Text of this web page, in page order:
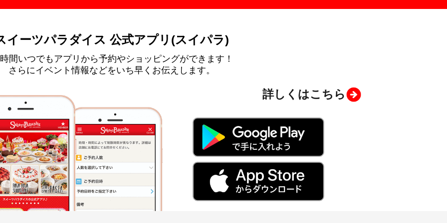
イーツパラダイス 公式アプリ(スイパラ)
間いつでもアプリから予約やショッピングができます！
さらにイベント情報などをいち早くお伝えします。
詳しくはこちら